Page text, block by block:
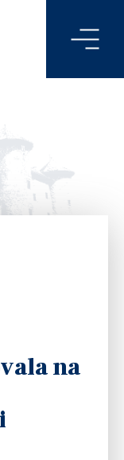
na